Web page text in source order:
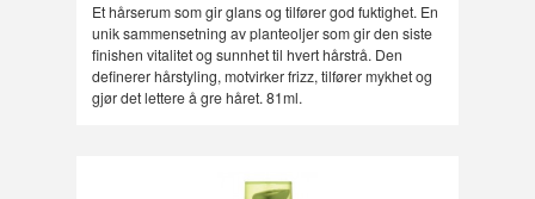
Et hårserum som gir glans og tilfører god fuktighet. En
unik sammensetning av planteoljer som gir den siste
finishen vitalitet og sunnhet til hvert hårstrå. Den
definerer hårstyling, motvirker frizz, tilfører mykhet og
gjør det lettere å gre håret. 81ml.